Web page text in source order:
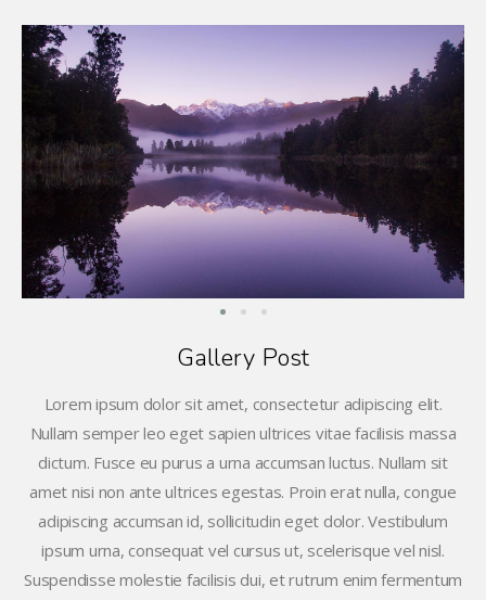
Gallery Post
Lorem ipsum dolor sit amet, consectetur adipiscing elit.
Nullam semper leo eget sapien ultrices vitae facilisis massa
dictum. Fusce eu purus a urna accumsan luctus. Nullam sit
amet nisi non ante ultrices egestas. Proin erat nulla, congue
adipiscing accumsan id, sollicitudin eget dolor. Vestibulum
ipsum urna, consequat vel cursus ut, scelerisque vel nisl.
Suspendisse molestie facilisis dui, et rutrum enim fermentum